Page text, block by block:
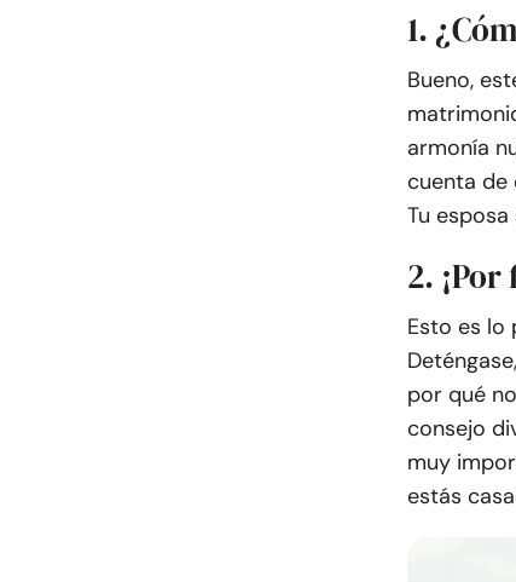
1.
Bueno,
armonía
cuenta de
Tu
2.
Esto es lo
por qué
consejo
muy
estás